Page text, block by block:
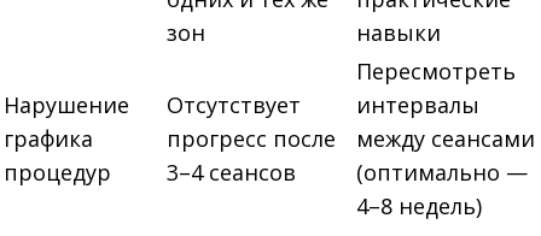
зон
навыки
Нарушение
графика
процедур
Отсутствует
прогресс после
3–4 сеансов
Пересмотреть
интервалы
между сеансами
(оптимально —
4–8 недель)